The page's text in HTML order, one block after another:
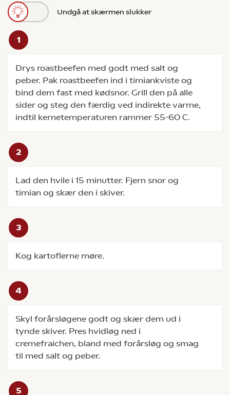
Undgå at skærmen slukker
Drys roastbeefen med godt med salt og
peber. Pak roastbeefen ind i timiankviste og
bind dem fast med kødsnor. Grill den på alle
sider og steg den færdig ved indirekte varme,
indtil kernetemperaturen rammer 55-60 C.
Lad den hvile i 15 minutter. Fjern snor og
timian og skær den i skiver.
Kog kartoflerne møre.
Skyl forårsløgene godt og skær dem ud i
tynde skiver. Pres hvidløg ned i
cremefraichen, bland med forårsløg og smag
til med salt og peber.